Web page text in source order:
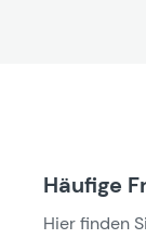
Häufige
Hier finden